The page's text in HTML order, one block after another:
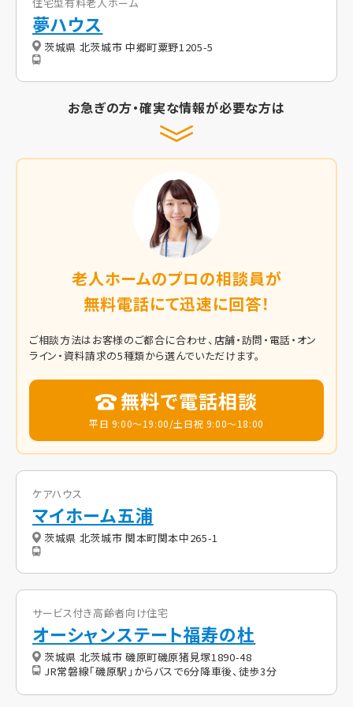
夢ハウス
茨城県 北茨城市 中郷町粟野1205-5
お急ぎの方・確実な情報が必要な方は
老人ホームのプロの相談員が
無料電話にて迅速に回答！
ご相談方法はお客様のご都合に合わせ、店舗・訪問・電話・オン
ライン・資料請求の5種類から選んでいただけます。
無料で電話相談
平日 9:00～19:00/土日祝 9:00～18:00
ケアハウス
マイホーム五浦
茨城県 北茨城市 関本町関本中265-1
サービス付き高齢者向け住宅
オーシャンステート福寿の杜
茨城県 北茨城市 磯原町磯原猪見塚1890-48
JR常磐線「磯原駅」からバスで6分降車後、徒歩3分